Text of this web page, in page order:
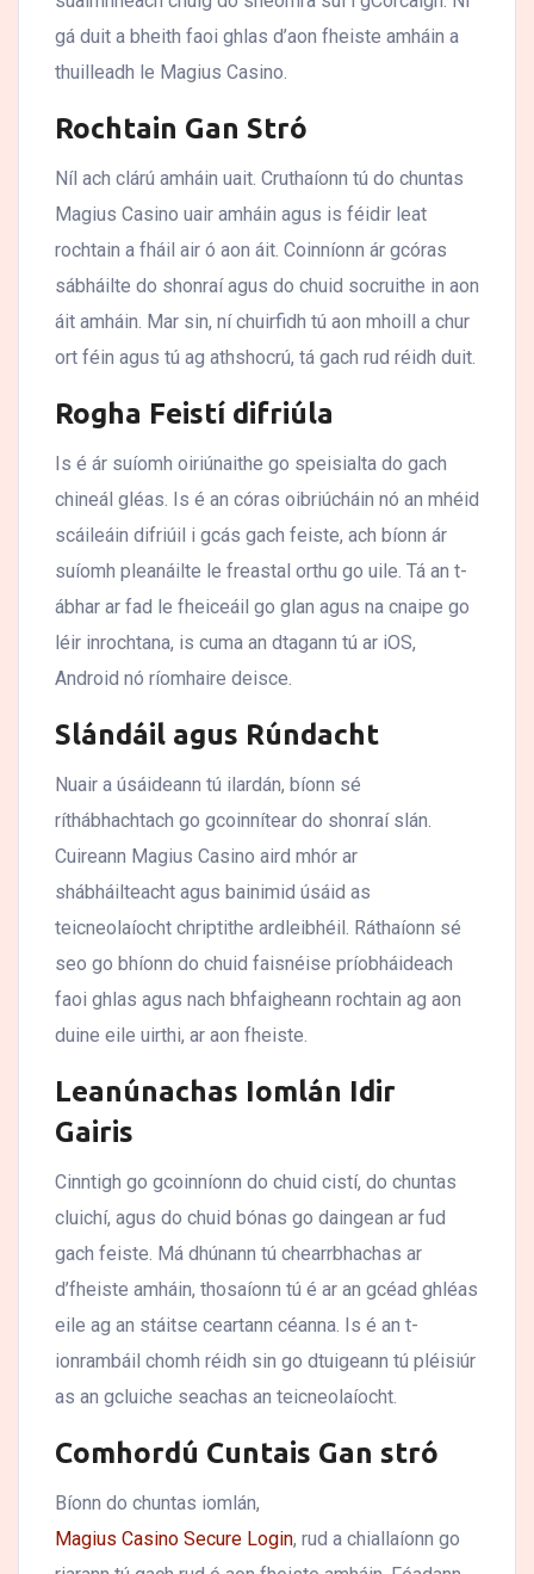
gá duit a bheith faoi ghlas d’aon fheiste amháin a
thuilleadh le Magius Casino.
Rochtain Gan Stró
Níl ach clárú amháin uait. Cruthaíonn tú do chuntas
Magius Casino uair amháin agus is féidir leat
rochtain a fháil air ó aon áit. Coinníonn ár gcóras
sábháilte do shonraí agus do chuid socruithe in aon
áit amháin. Mar sin, ní chuirfidh tú aon mhoill a chur
ort féin agus tú ag athshocrú, tá gach rud réidh duit.
Rogha Feistí difriúla
Is é ár suíomh oiriúnaithe go speisialta do gach
chineál gléas. Is é an córas oibriúcháin nó an mhéid
scáileáin difriúil i gcás gach feiste, ach bíonn ár
suíomh pleanáilte le freastal orthu go uile. Tá an t-
ábhar ar fad le fheiceáil go glan agus na cnaipe go
léir inrochtana, is cuma an dtagann tú ar iOS,
Android nó ríomhaire deisce.
Slándáil agus Rúndacht
Nuair a úsáideann tú ilardán, bíonn sé
ríthábhachtach go gcoinnítear do shonraí slán.
Cuireann Magius Casino aird mhór ar
shábháilteacht agus bainimid úsáid as
teicneolaíocht chriptithe ardleibhéil. Ráthaíonn sé
seo go bhíonn do chuid faisnéise príobháideach
faoi ghlas agus nach bhfaigheann rochtain ag aon
duine eile uirthi, ar aon fheiste.
Leanúnachas Iomlán Idir
Gairis
Cinntigh go gcoinníonn do chuid cistí, do chuntas
cluichí, agus do chuid bónas go daingean ar fud
gach feiste. Má dhúnann tú chearrbhachas ar
d’fheiste amháin, thosaíonn tú é ar an gcéad ghléas
eile ag an stáitse ceartann céanna. Is é an t-
ionrambáil chomh réidh sin go dtuigeann tú pléisiúr
as an gcluiche seachas an teicneolaíocht.
Comhordú Cuntais Gan stró
Bíonn do chuntas iomlán,
Magius Casino Secure Login, rud a chiallaíonn go